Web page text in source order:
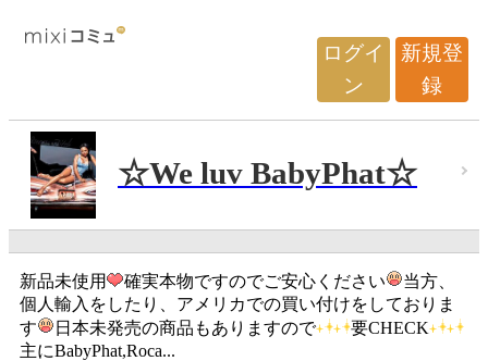
ログイ
ン
新規登
録
☆We luv BabyPhat☆
新品未使用 確実本物ですのでご安心ください
当方、
個人輸入をしたり、アメリカでの買い付けをしておりま
す
日本未発売の商品もありますので
要CHECK
主にBabyPhat,Roca...